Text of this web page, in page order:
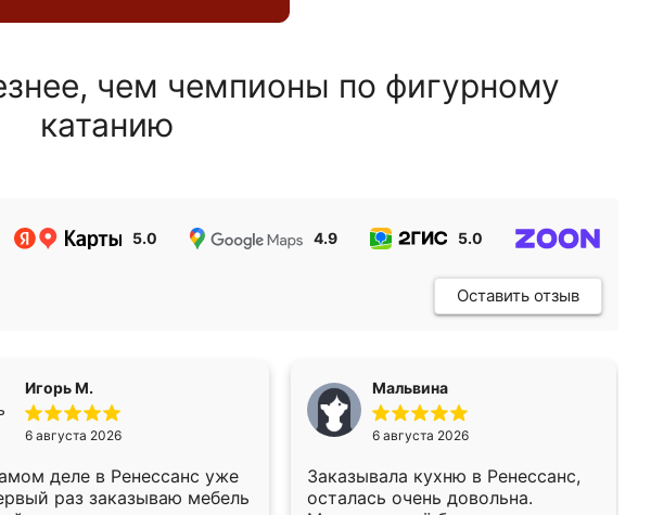
чем чемпионы по фигурному
катанию
5.0 4.9 5.0
Оставить отзыв
Игорь М.
6 августа 2026
деле в Ренессанс уже
раз заказываю мебель
Мальвина
6 августа 2026
Заказывала кухню в Ренессанс,
осталась очень довольна.